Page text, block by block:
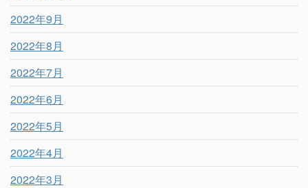
2022年9月
2022年8月
2022年7月
2022年6月
2022年5月
2022年4月
2022年3月